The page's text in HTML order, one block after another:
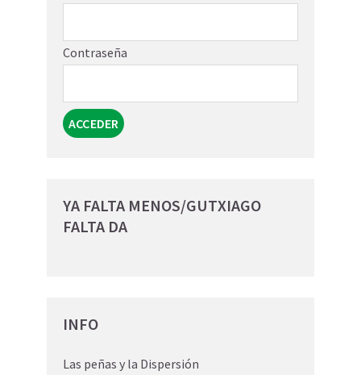
Contraseña
YA FALTA MENOS/GUTXIAGO
FALTA DA
INFO
Las peñas y la Dispersión